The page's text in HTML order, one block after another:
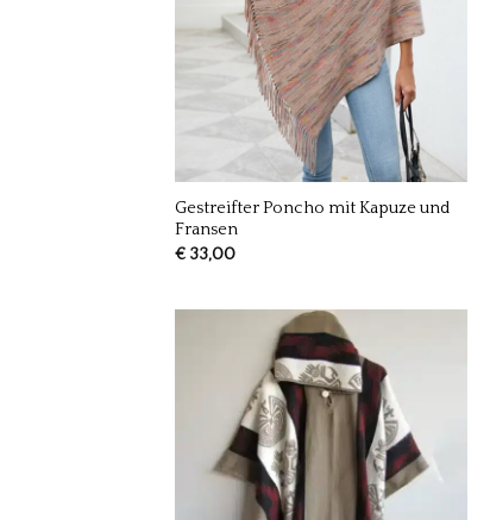
Gestreifter Poncho mit Kapuze und
Fransen
€33,00